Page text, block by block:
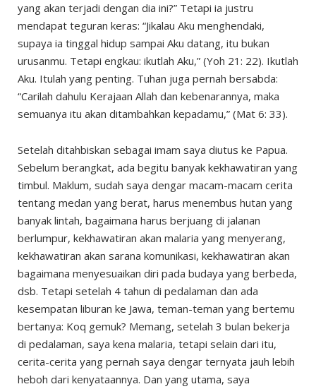
yang akan terjadi dengan dia ini?” Tetapi ia justru
mendapat teguran keras: “Jikalau Aku menghendaki,
supaya ia tinggal hidup sampai Aku datang, itu bukan
urusanmu. Tetapi engkau: ikutlah Aku,” (Yoh 21: 22). Ikutlah
Aku. Itulah yang penting. Tuhan juga pernah bersabda:
“Carilah dahulu Kerajaan Allah dan kebenarannya, maka
semuanya itu akan ditambahkan kepadamu,” (Mat 6: 33).
Setelah ditahbiskan sebagai imam saya diutus ke Papua.
Sebelum berangkat, ada begitu banyak kekhawatiran yang
timbul. Maklum, sudah saya dengar macam-macam cerita
tentang medan yang berat, harus menembus hutan yang
banyak lintah, bagaimana harus berjuang di jalanan
berlumpur, kekhawatiran akan malaria yang menyerang,
kekhawatiran akan sarana komunikasi, kekhawatiran akan
bagaimana menyesuaikan diri pada budaya yang berbeda,
dsb. Tetapi setelah 4 tahun di pedalaman dan ada
kesempatan liburan ke Jawa, teman-teman yang bertemu
bertanya: Koq gemuk? Memang, setelah 3 bulan bekerja
di pedalaman, saya kena malaria, tetapi selain dari itu,
cerita-cerita yang pernah saya dengar ternyata jauh lebih
heboh dari kenyataannya. Dan yang utama, saya